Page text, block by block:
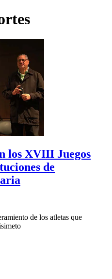
los XVIII Juegos
de
de los atletas que